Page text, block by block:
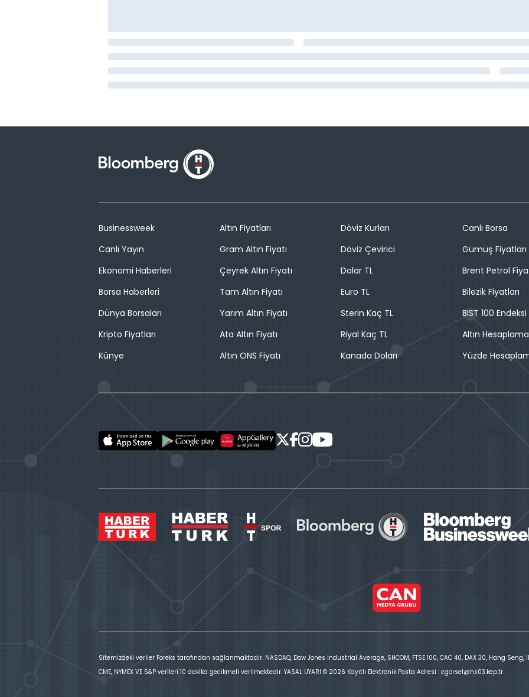
Businessweek
Canlı Yayın
Ekonomi Haberleri
Borsa Haberleri
Dünya Borsaları
Kripto Fiyatları
Künye
Altın Fiyatları
Gram Altın Fiyatı
Çeyrek Altın Fiyatı
Tam Altın Fiyatı
Yarım Altın Fiyatı
Ata Altın Fiyatı
Altın ONS Fiyatı
Döviz Kurları
Döviz Çevirici
Dolar TL
Euro TL
Sterin Kaç TL
Riyal Kaç TL
Kanada Doları
Canlı Borsa
Gümüş Fiyatları
Brent Petrol
Bilezik Fiyatları
BIST 100 Endeksi
Altın Hesaplama
Yüzde
Sitemizdeki veriler Foreks tarafından sağlanmaktadır. NASDAQ, Dow Jones Industrial Average, SHCOM, FTSE 100, CAC 40, DAX 30, Hang Seng,
CME, NYMEX VE S&P verileri 10 dakika gecikmeli verilmektedir. YASAL UYARI © 2026 Kayıtlı Elektronik Posta Adresi : cgorsel@hs03.kep.tr